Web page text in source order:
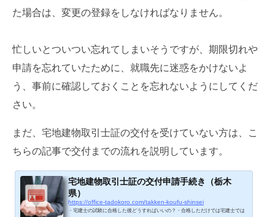
た場合は、変更の登録をしなければなりません。
忙しいとついつい忘れてしまいそうですが、期限切れや
申請を忘れていたために、就職先に迷惑をかけないよ
う、事前に確認しておくことを忘れないようにしてくだ
さい。
まだ、宅地建物取引士証の交付を受けていない方は、こ
ちらの記事で交付までの流れを説明しています。
宅地建物取引士証の交付申請手続き（栃木
県）
https://office-tadokoro.com/takken-koufu-shinsei
・宅建士の試験に合格した後どうすればいいの？・合格しただけでは宅建士では